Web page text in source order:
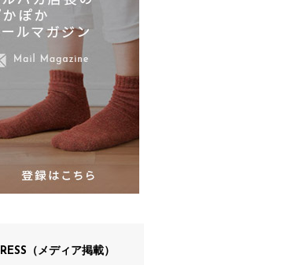
（メディア掲載）